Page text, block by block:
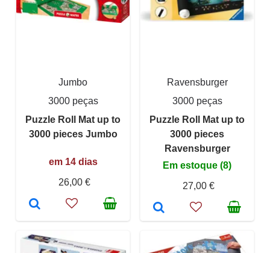
Jumbo
3000 peças
Puzzle Roll Mat up to
3000 pieces Jumbo
em 14 dias
26,00 €
Ravensburger
3000 peças
Puzzle Roll Mat up to
3000 pieces
Ravensburger
Em estoque (8)
27,00 €